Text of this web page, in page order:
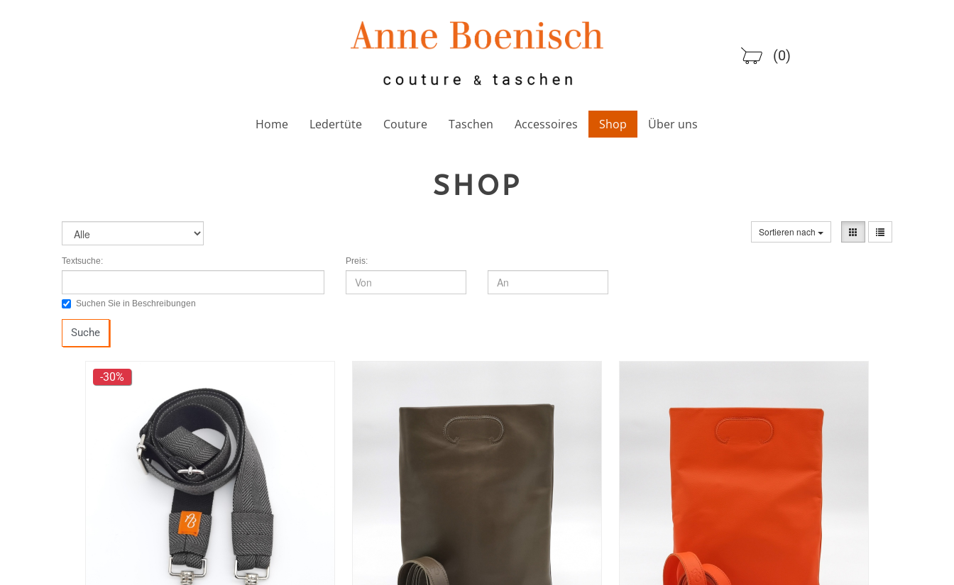
(0)
Home Ledertüte Couture Taschen Accessoires Shop Über uns
SHOP
Sortieren nach
Textsuche:
Suchen Sie in Beschreibungen
Preis:
Suche
-30%